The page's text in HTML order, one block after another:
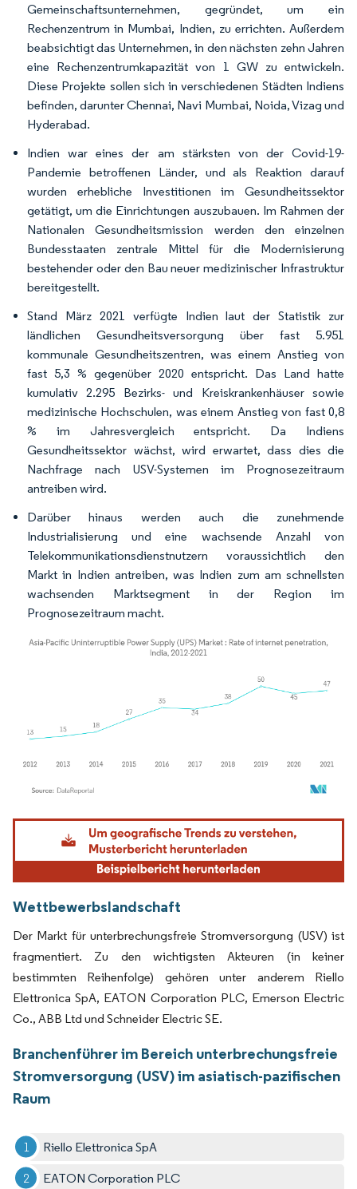
Gemeinschaftsunternehmen, gegründet, um ein
Rechenzentrum in Mumbai, Indien, zu errichten. Außerdem
beabsichtigt das Unternehmen, in den nächsten zehn Jahren
eine Rechenzentrumkapazität von 1 GW zu entwickeln.
Diese Projekte sollen sich in verschiedenen Städten Indiens
befinden, darunter Chennai, Navi Mumbai, Noida, Vizag und
Hyderabad.
Indien war eines der am stärksten von der Covid-19-
Pandemie betroffenen Länder, und als Reaktion darauf
wurden erhebliche Investitionen im Gesundheitssektor
getätigt, um die Einrichtungen auszubauen. Im Rahmen der
Nationalen Gesundheitsmission werden den einzelnen
Bundesstaaten zentrale Mittel für die Modernisierung
bestehender oder den Bau neuer medizinischer Infrastruktur
bereitgestellt.
Stand März 2021 verfügte Indien laut der Statistik zur
ländlichen Gesundheitsversorgung über fast 5.951
kommunale Gesundheitszentren, was einem Anstieg von
fast 5,3 % gegenüber 2020 entspricht. Das Land hatte
kumulativ 2.295 Bezirks- und Kreiskrankenhäuser sowie
medizinische Hochschulen, was einem Anstieg von fast 0,8
% im Jahresvergleich entspricht. Da Indiens
Gesundheitssektor wächst, wird erwartet, dass dies die
Nachfrage nach USV-Systemen im Prognosezeitraum
antreiben wird.
Darüber hinaus werden auch die zunehmende
Industrialisierung und eine wachsende Anzahl von
Telekommunikationsdienstnutzern voraussichtlich den
Markt in Indien antreiben, was Indien zum am schnellsten
wachsenden Marktsegment in der Region im
Prognosezeitraum macht.
Bild © Mordor Intelligence. Wiederverwendung erfordert Namensnennung gemäß
Wettbewerbslandschaft
Der Markt für unterbrechungsfreie Stromversorgung (USV) ist
fragmentiert. Zu den wichtigsten Akteuren (in keiner
bestimmten Reihenfolge) gehören unter anderem Riello
Elettronica SpA, EATON Corporation PLC, Emerson Electric
Co., ABB Ltd und Schneider Electric SE.
Branchenführer im Bereich unterbrechungsfreie
Stromversorgung (USV) im asiatisch-pazifischen
Raum
Riello Elettronica SpA
EATON Corporation PLC